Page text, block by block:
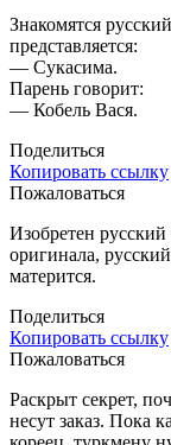
Знакомятся
представляется:
— Сукасима.
Парень говорит:
— Кобель Вася.
Поделиться
Копировать ссылку
Пожаловаться
Изобретен
оригинала,
матерится.
Поделиться
Копировать ссылку
Пожаловаться
Раскрыт секрет,
несут заказ. Пока